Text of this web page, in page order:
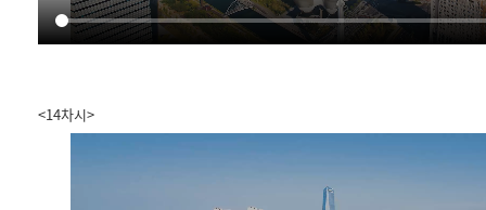
<14차시>